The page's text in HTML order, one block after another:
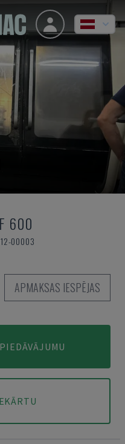
600
00003
APMAKSAS IESPĒJAS